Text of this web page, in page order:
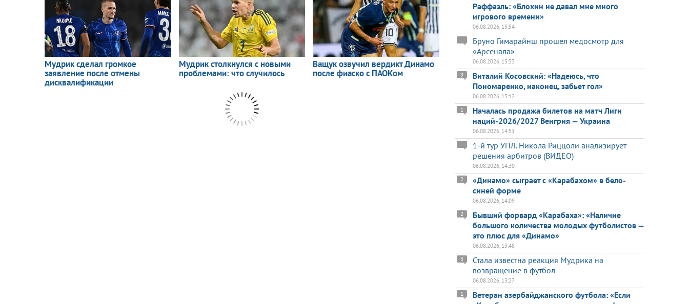
Раффаэль: «Блохин не давал мне много
игрового времени»
06.08.2026, 15:54
Бруно Гимарайнш прошел медосмотр для
«Арсенала»
06.08.2026, 15:33
Виталий Косовский: «Надеюсь, что
Пономаренко, наконец, забьет гол»
9
06.08.2026, 15:12
Началась продажа билетов на матч Лиги
наций-2026/2027 Венгрия — Украина
1
06.08.2026, 14:51
1-й тур УПЛ. Никола Риццоли анализирует
решения арбитров (ВИДЕО)
06.08.2026, 14:30
«Динамо» сыграет с «Карабахом» в бело-
синей форме
2
06.08.2026, 14:09
Бывший форвард «Карабаха»: «Наличие
большого количества молодых футболистов —
это плюс для «Динамо»
2
06.08.2026, 13:48
Стала известна реакция Мудрика на
возвращение в футбол
3
06.08.2026, 13:27
Ветеран азербайджанского футбола: «Если
1